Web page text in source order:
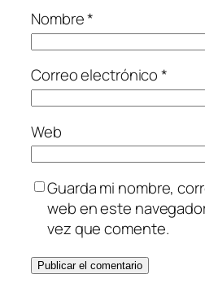
Nombre*
Correo electrónico*
Web
Guarda mi nombre,
web en este
vez que comente.